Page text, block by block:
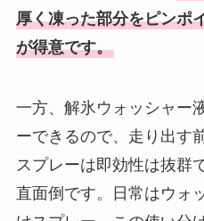
厚く凍った部分をピンポ
が得意です。
一方、解氷ウォッシャー
ーできるので、走り出す
スプレーは即効性は抜群
直面倒です。日常はウォ